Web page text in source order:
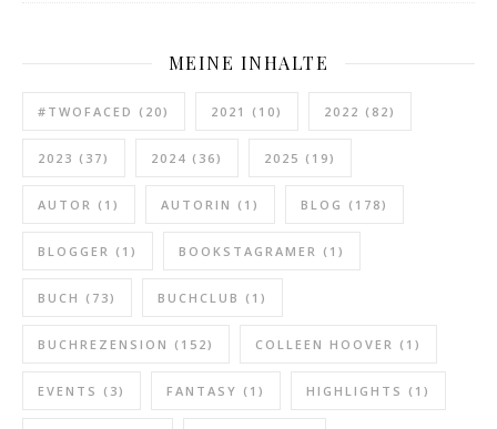
MEINE INHALTE
#TWOFACED (20) 2021 (10) 2022 (82)
2023 (37) 2024 (36) 2025 (19)
AUTOR (1) AUTORIN (1) BLOG (178)
BLOGGER (1) BOOKSTAGRAMER (1)
BUCH (73) BUCHCLUB (1)
BUCHREZENSION (152) COLLEEN HOOVER (1)
EVENTS (3) FANTASY (1) HIGHLIGHTS (1)